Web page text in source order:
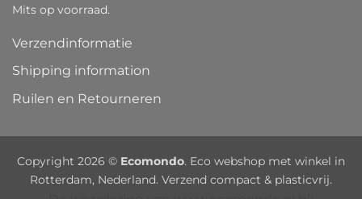
Mits op voorraad.
Verzendinformatie
Shipping information
Ruilen en Retourneren
Copyright 2026 © Ecomondo. Eco webshop met winkel in
Rotterdam, Nederland. Verzend compact & plasticvrij.